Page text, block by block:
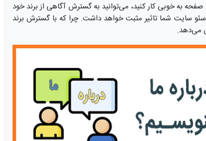
به خوبی کار کنید، می‌توانید به گسترش آگاهی از برند خود
سایت شما تاثیر مثبت خواهد داشت. چرا که با گسترش برند
می‌دهد.